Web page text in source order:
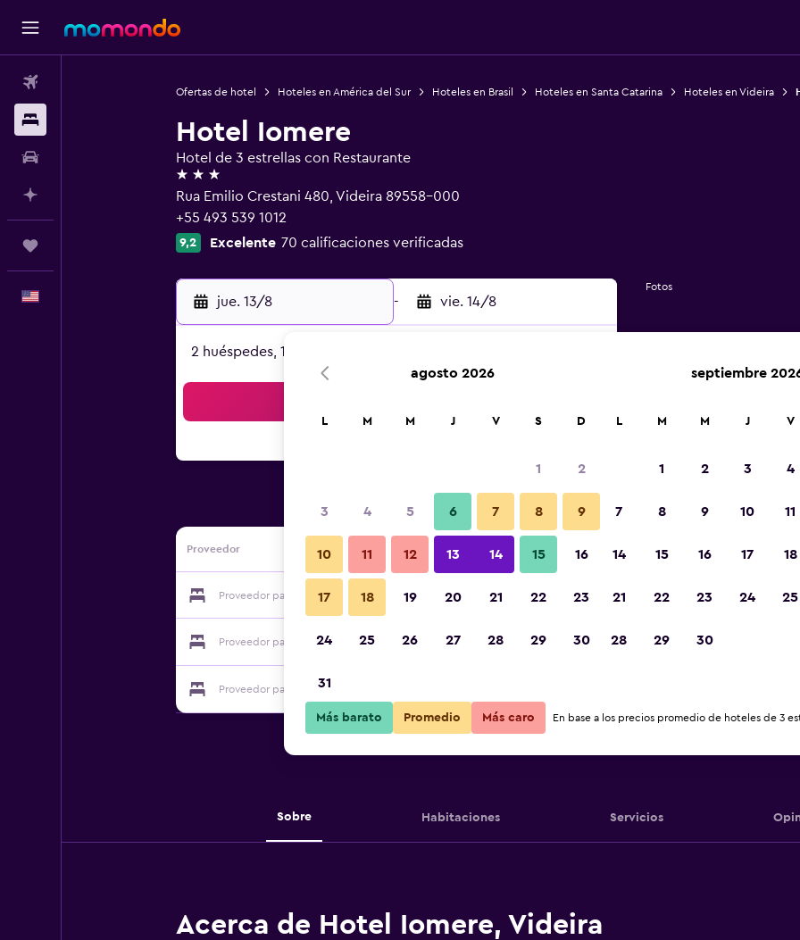
Ofertas de hotel Hoteles en América del Sur Hoteles en Brasil Hoteles en Santa Catarina Hoteles en Videira
Hotel Iomere
Hotel de 3 estrellas con Restaurante
3 estrellas
Rua Emilio Crestani 480, Videira 89558-000
+55 493 539 1012
9,2 Excelente 70 calificaciones verificadas
jue. 13/8 - vie. 14/8
2 huéspedes, 1 habitación
Proveedor
Proveedor para Hotel Iomere Ver precios
Proveedor para Hotel Iomere Ver precios
Proveedor para Hotel Iomere
Fotos
Sobre Habitaciones Servicios
Acerca de Hotel Iomere, Videira
agosto 2026
L M M J V S D
1 2
3 4 5 6 7 8 9
10 11 12 13 14 15 16
17 18 19 20 21 22 23
24 25 26 27 28 29 30
31
septiembre
L M M J V
1 2 3 4
7 8 9 10 11
14 15 16 17 18
21 22 23 24 25
28 29 30
Más barato Promedio Más caro En base a los precios promedio de hoteles de 3